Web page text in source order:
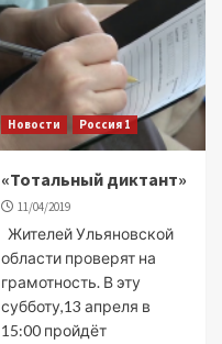
Новости Россия 1
«Тотальный диктант»
11/04/2019
Жителей Ульяновской
области проверят на
грамотность. В эту
субботу,13 апреля в
15:00 пройдёт